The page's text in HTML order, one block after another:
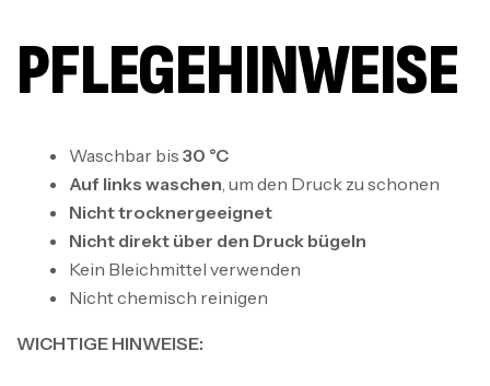
PFLEGEHINWEISE
Waschbar bis 30 °C
Auf links waschen, um den Druck zu schonen
Nicht trocknergeeignet
Nicht direkt über den Druck bügeln
Kein Bleichmittel verwenden
Nicht chemisch reinigen
WICHTIGE HINWEISE: